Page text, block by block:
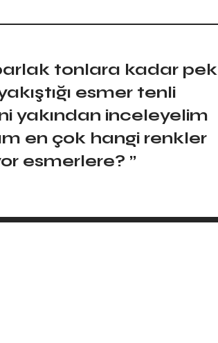
tonlara kadar pek
esmer tenli
yakından inceleyelim
en çok hangi renkler
esmerlere? ”